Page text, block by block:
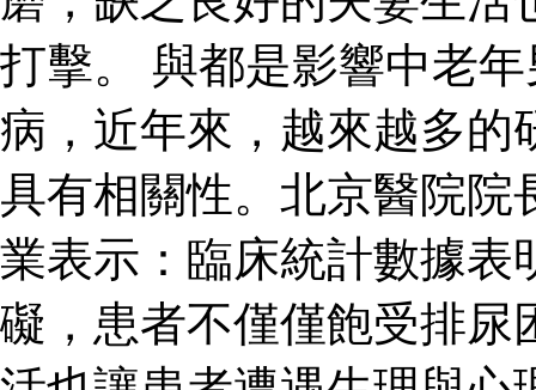
打擊。 與都是影響中老
病，近年來，越來越多的
具有相關性。北京醫院院
業表示：臨床統計數據表
礙，患者不僅僅飽受排尿